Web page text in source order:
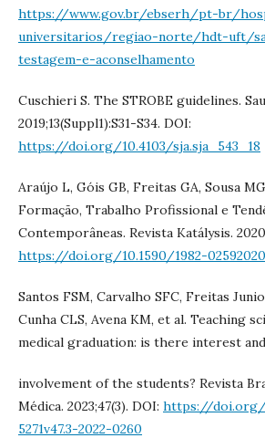
https://www.gov.br/ebserh/pt-br/
universitarios/regiao-norte/hdt-uft/
testagem-e-aconselhamento
Cuschieri S. The STROBE guidelines.
2019;13(Suppl1):S31-S34. DOI:
https://doi.org/10.4103/sja.sja_543_18
Araújo L, Góis GB, Freitas GA, Sousa
Formação, Trabalho Profissional e
Contemporâneas. Revista Katálysis.
https://doi.org/10.1590/1982-
Santos FSM, Carvalho SFC, Freitas
Cunha CLS, Avena KM, et al. Teaching
medical graduation: is there interest and
involvement of the students? Revista
Médica. 2023;47(3). DOI: https://doi.org/
5271v47.3-2022-0260